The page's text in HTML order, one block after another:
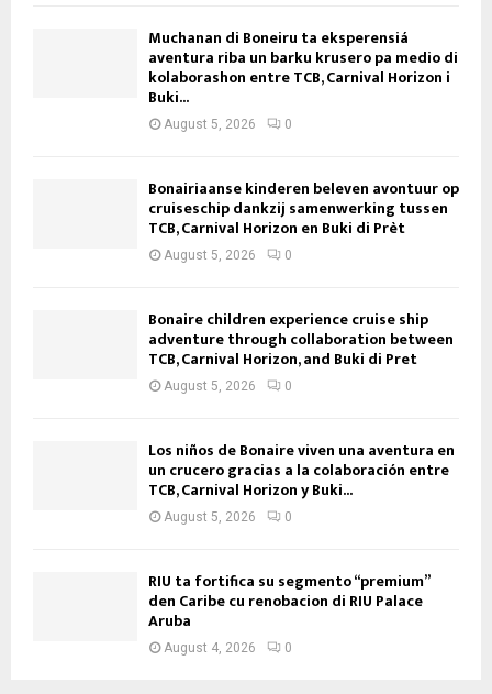
Muchanan di Boneiru ta eksperensiá
aventura riba un barku krusero pa medio di
kolaborashon entre TCB, Carnival Horizon i
Buki...
August 5, 2026 0
Bonairiaanse kinderen beleven avontuur op
cruiseschip dankzij samenwerking tussen
TCB, Carnival Horizon en Buki di Prèt
August 5, 2026 0
Bonaire children experience cruise ship
adventure through collaboration between
TCB, Carnival Horizon, and Buki di Pret
August 5, 2026 0
Los niños de Bonaire viven una aventura en
un crucero gracias a la colaboración entre
TCB, Carnival Horizon y Buki...
August 5, 2026 0
RIU ta fortifica su segmento “premium”
den Caribe cu renobacion di RIU Palace
Aruba
August 4, 2026 0